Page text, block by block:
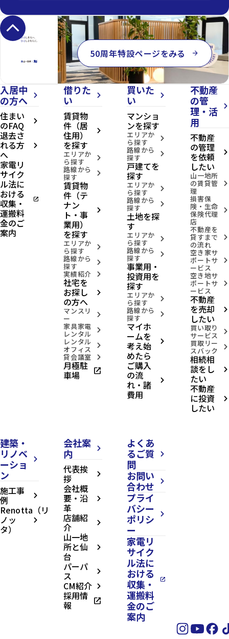
keyboard_arrow_up
50周年特設ページをみる arrow_forward
入居中
の方へ
arrow_forward_ios
住まい
のFAQ arrow_forward_ios
退去さ
れる方
へ
arrow_forward_ios
家電リ
サイク
ル法に
おける
収集・
運搬料
金のご
案内
open_in_new
借りた
い
arrow_forward_ios
賃貸物
件（居
住用）
を探す
arrow_forward_ios
エリアか
ら探す arrow_forward_ios
路線から
探す arrow_forward_ios
賃貸物
件（テ
ナン
ト・事
業用）
を探す
arrow_forward_ios
エリアか
ら探す arrow_forward_ios
路線から
探す arrow_forward_ios
実績紹介 arrow_forward_ios
社宅を
お探し
の方へ
arrow_forward_ios
マンスリ
ー arrow_forward_ios
家具家電
レンタル arrow_forward_ios
レンタル
オフィス arrow_forward_ios
貸会議室 arrow_forward_ios
月極駐
車場 open_in_new
買いた
い
arrow_forward_ios
マンショ
ンを探す
エリアか
ら探す arrow_forward_ios
路線から
探す arrow_forward_ios
戸建てを
探す
エリアか
ら探す arrow_forward_ios
路線から
探す arrow_forward_ios
土地を探
す
エリアか
ら探す arrow_forward_ios
路線から
探す arrow_forward_ios
事業用・
投資用を
探す
エリアか
ら探す arrow_forward_ios
路線から
探す arrow_forward_ios
マイホ
ームを
考え始
めたら
arrow_forward_ios
ご購入
の流
れ・諸
費用
arrow_forward_ios
不動産
の管
理・活
用
arrow_forward_ios
不動産
の管理
を依頼
したい
arrow_forward_ios
山一地所
の賃貸管
理
arrow_forward_ios
損害保
険・生命
保険代理
店
arrow_forward_ios
不動産を
貸すまで
の流れ
arrow_forward_ios
空き家サ
ポートサ
ービス
arrow_forward_ios
空き地サ
ポートサ
ービス
arrow_forward_ios
不動産
を売却
したい
arrow_forward_ios
買い取り
サービス arrow_forward_ios
買取リー
スバック arrow_forward_ios
相続相
談をし
たい
arrow_forward_ios
不動産
に投資
したい
arrow_forward_ios
建築・
リノベ
ーショ
ン
arrow_forward_ios
施工事
例 arrow_forward_ios
Renotta（リ
ノッ
タ）
arrow_forward_ios
会社案
内
arrow_forward_ios
代表挨
拶 arrow_forward_ios
会社概
要・沿
革
arrow_forward_ios
店舗紹
介 arrow_forward_ios
山一地
所と仙
台
arrow_forward_ios
パーパ
ス arrow_forward_ios
CM紹介 arrow_forward_ios
採用情
報 open_in_new
よくあ
るご質
問
arrow_forward_ios
お問い
合わせ
arrow_forward_ios
プライ
バシー
ポリシ
ー
arrow_forward_ios
家電リ
サイク
ル法に
おける
収集・
運搬料
金のご
案内
open_in_new